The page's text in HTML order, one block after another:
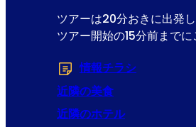
ツアーは20分おきに出発
ツアー開始の15分前までに
情報チラシ
近隣の美食
近隣のホテル